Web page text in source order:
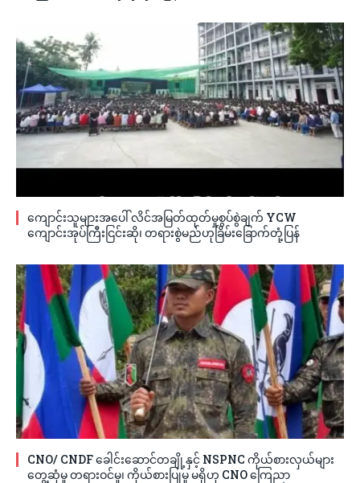
ကျောင်းသူများအပေါ် လိင်အမြတ်ထုတ်မှုစွပ်စွဲချက် YCW
ကျောင်းအုပ်ကြီးငြင်းဆို၊ တရားစွဲမည်ဟုခြိမ်းခြောက်တုံ့ပြန်
CNO/ CNDF ခေါင်းဆောင်တချို့နှင့် NSPNC ကိုယ်စားလှယ်များ
တွေ့ဆုံမှု တရားဝင်မှု၊ ကိုယ်စားပြုမှု မရှိဟု CNO ကြေညာ